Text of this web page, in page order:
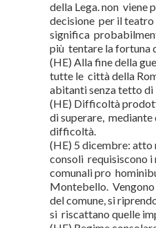
della Lega. non viene
decisione per il
significa
più tentare la fortuna
(HE) Alla fine della
tutte le città della
abitanti senza tetto di
(HE) Difficoltà
di superare,
difficoltà.
(HE) 5 dicembre: atto
consoli requisiscono i
comunali pro
Montebello.
del comune, si
si riscattano quelle